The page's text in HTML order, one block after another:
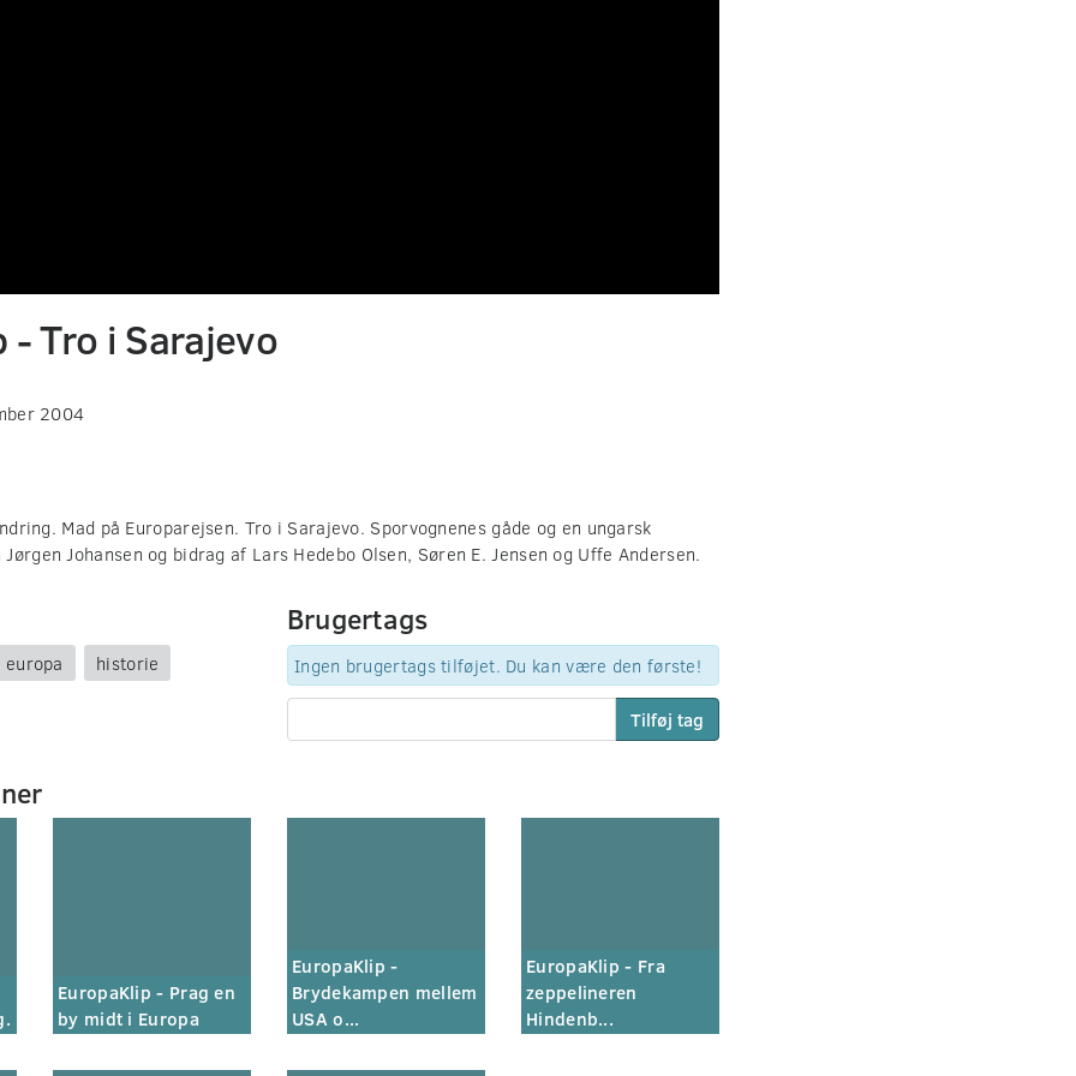
- Tro i Sarajevo
2004
Mad på Europarejsen. Tro i Sarajevo. Sporvognenes gåde og en ungarsk
Johansen og bidrag af Lars Hedebo Olsen, Søren E. Jensen og Uffe Andersen.
europa
historie
Brugertags
Ingen brugertags tilføjet. Du kan være den første!
Tilføj tag
EuropaKlip - Prag en
by midt i Europa
EuropaKlip -
Brydekampen mellem
USA o...
EuropaKlip - Fra
zeppelineren
Hindenb...